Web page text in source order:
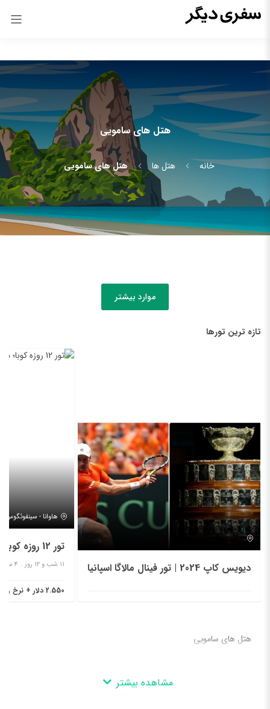
خانه هتل ها هتل های سامویی
هتل های سامویی
موارد بیشتر
تازه ترین تورها
دیویس کاپ 2024 | تور فینال مالاگا اسپانیا
هاوانا - سینفوئگوس -
تور 12 روزه کوبا؛ مقصدی ایده‌آل برای عاشقان تاریخ و فرهنگ
۱۱ شب و ۱۲ روز ۴ ستاره
2.550 دلار + نرخ ریالی پرواز
هتل های سامویی
مشاهده بیشتر